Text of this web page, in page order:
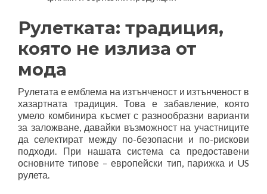
Рулетката: традиция,
която не излиза от
мода
Рулетата е емблема на изтънченост и изтънченост в
хазартната традиция. Това е забавление, която
умело комбинира късмет с разнообразни варианти
за заложване, давайки възможност на участниците
да селектират между по-безопасни и по-рискови
подходи. При нашата система са предоставени
основните типове – европейски тип, парижка и US
рулета.